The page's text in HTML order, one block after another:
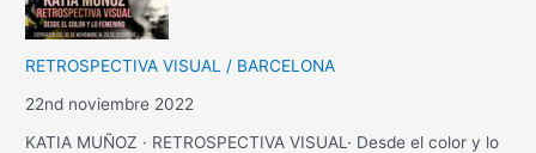
RETROSPECTIVA VISUAL / BARCELONA
22nd noviembre 2022
KATIA MUÑOZ · RETROSPECTIVA VISUAL· Desde el color y lo